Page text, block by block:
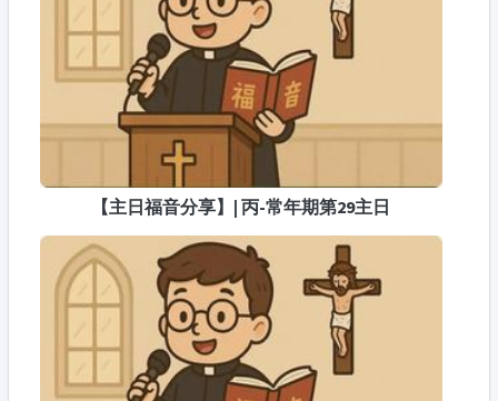
【主日福音分享】| 丙-常年期第29主日